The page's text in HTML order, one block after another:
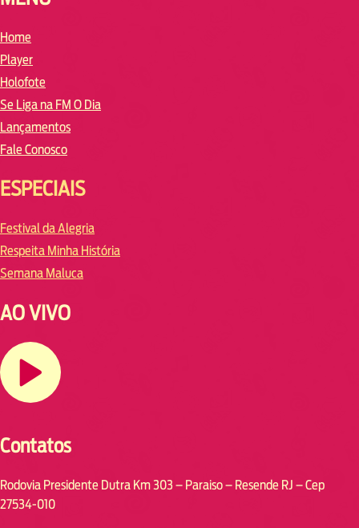
Home
Player
Holofote
Se Liga na FM O Dia
Lançamentos
Fale Conosco
ESPECIAIS
Festival da Alegria
Respeita Minha História
Semana Maluca
AO VIVO
Contatos
Rodovia Presidente Dutra Km 303 – Paraiso – Resende RJ – Cep
27534-010